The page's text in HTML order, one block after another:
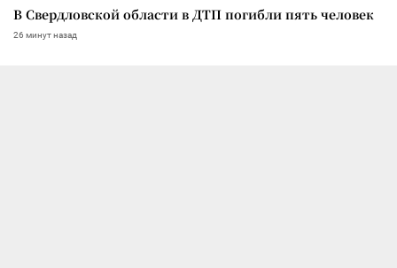
В Свердловской области в ДТП погибли пять человек
26 минут назад